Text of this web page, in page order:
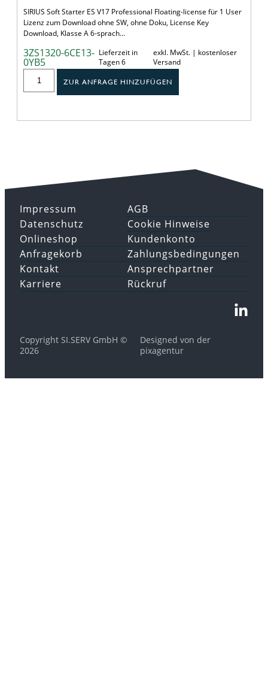
SIRIUS Soft Starter ES V17 Professional Floating-license für 1 User
Lizenz zum Download ohne SW, ohne Doku, License Key
Download, Klasse A 6-sprach…
3ZS1320-6CE13-
0YB5
Lieferzeit in
Tagen 6
exkl. MwSt. | kostenloser
Versand
ZUR ANFRAGE HINZUFÜGEN
Impressum
Datenschutz
AGB
Cookie Hinweise
Onlineshop
Anfragekorb
Kundenkonto
Zahlungsbedingungen
Kontakt
Karriere
Ansprechpartner
Rückruf
Copyright SI.SERV GmbH ©
2026
Designed von der
pixagentur